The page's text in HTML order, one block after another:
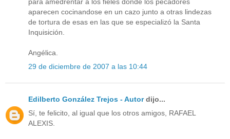
aparecen cocinandose en un cazo junto a otras lindezas
de tortura de esas en las que se especializó la Santa
Inquisición.
Angélica.
29 de diciembre de 2007 a las 10:44
Edilberto González Trejos - Autordijo...
Sí, te felicito, al igual que los otros amigos, RAFAEL
ALEXIS.